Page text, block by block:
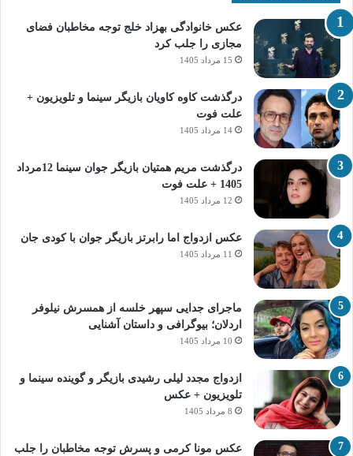
عکس خانوادگی بهزاد خلج توجه مخاطبان فضای
مجازی را جلب کرد
15 مرداد 1405
درگذشت کاوه کاویان بازیگر سینما و تلویزیون +
علت فوت
14 مرداد 1405
درگذشت مریم همتیان بازیگر جوان سینما 12مرداد
1405 + علت فوت
12 مرداد 1405
عکس ازدواج اما رابرتز بازیگر جوان با کودی جان
11 مرداد 1405
ماجرای جدایی سپهر خلسه از همسرش نیلوفر
اردلان؛ بیوگرافی و داستان آشنایی
10 مرداد 1405
ازدواج مجدد لیلی رشیدی بازیگر و گوینده سینما و
تلویزیون + عکس
8 مرداد 1405
عکس مونا کرمی و پسرش توجه مخاطبان را جلب